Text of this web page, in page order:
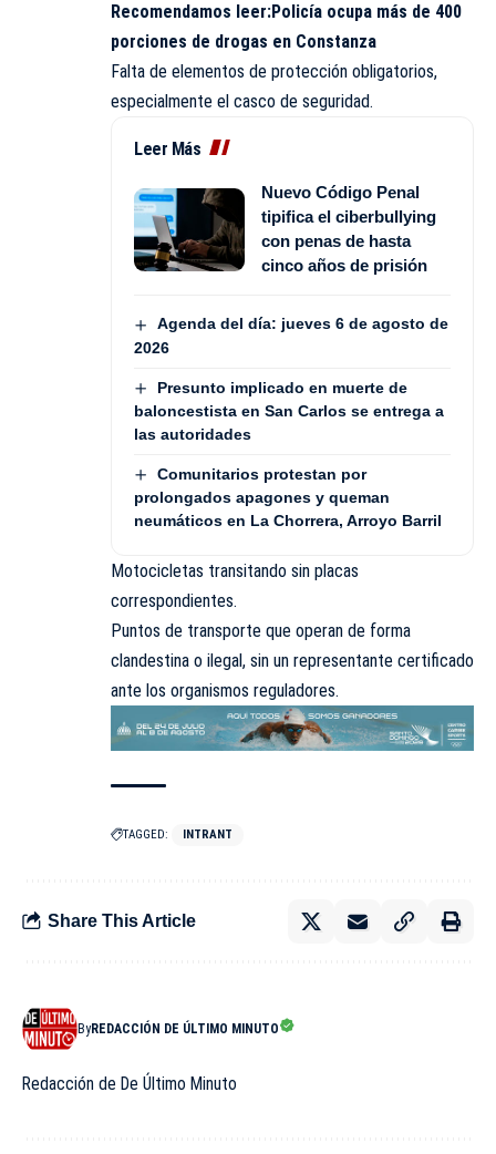
Recomendamos leer:Policía ocupa más de 400
porciones de drogas en Constanza
Falta de elementos de protección obligatorios,
especialmente el casco de seguridad.
Leer Más
Nuevo Código Penal
tipifica el ciberbullying
con penas de hasta
cinco años de prisión
Agenda del día: jueves 6 de agosto de
2026
Presunto implicado en muerte de
baloncestista en San Carlos se entrega a
las autoridades
Comunitarios protestan por
prolongados apagones y queman
neumáticos en La Chorrera, Arroyo Barril
Motocicletas transitando sin placas
correspondientes.
Puntos de transporte que operan de forma
clandestina o ilegal, sin un representante certificado
ante los organismos reguladores.
TAGGED: INTRANT
Share This Article
ByREDACCIÓN DE ÚLTIMO MINUTO
Redacción de De Último Minuto